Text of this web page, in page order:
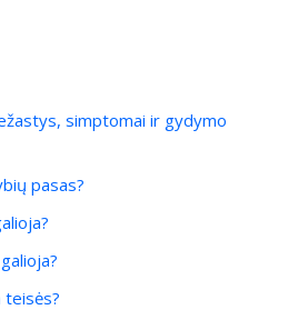
simptomai ir gydymo
pasas?
teisės?